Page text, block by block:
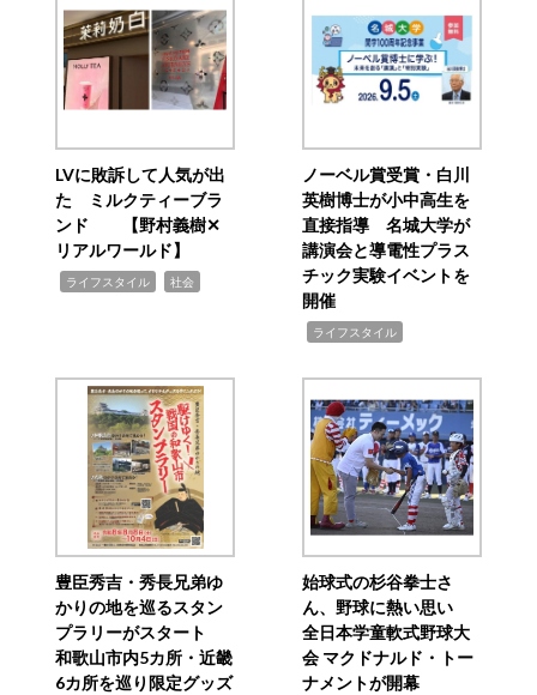
LVに敗訴して人気が出
た ミルクティーブラ
ンド 【野村義樹✕
リアルワールド】
ライフスタイル 社会
ノーベル賞受賞・白川
英樹博士が小中高生を
直接指導 名城大学が
講演会と導電性プラス
チック実験イベントを
開催
ライフスタイル
豊臣秀吉・秀長兄弟ゆ
かりの地を巡るスタン
プラリーがスタート
和歌山市内5カ所・近畿
6カ所を巡り限定グッズ
始球式の杉谷拳士さ
ん、野球に熱い思い
全日本学童軟式野球大
会 マクドナルド・トー
ナメントが開幕